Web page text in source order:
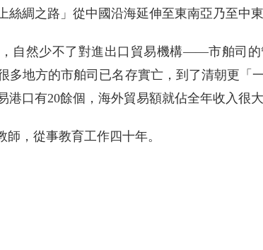
絲綢之路」從中國沿海延伸至東南亞乃至中
自然少不了對進出口貿易機構——市舶司
多地方的市舶司已名存實亡，到了清朝更「
港口有20餘個，海外貿易額就佔全年收入很大
，從事教育工作四十年。